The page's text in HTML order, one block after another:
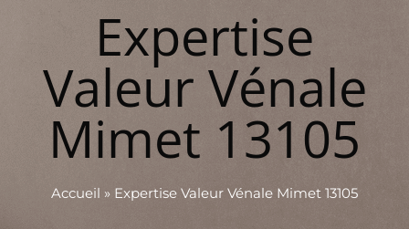
Expertise
Valeur Vénale
Mimet 13105
Accueil » Expertise Valeur Vénale Mimet 13105